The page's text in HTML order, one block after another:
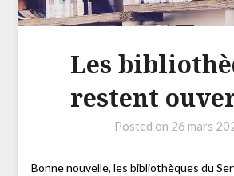
Les
restent
Posted on 26 mars
Bonne nouvelle, les bibliothèques du